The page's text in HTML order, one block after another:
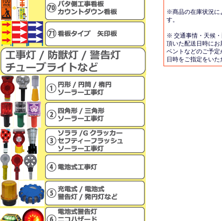
※商品の在庫状況に
す。
※ 交通事情・天候
頂いた配送日時に
ベントなどのご予
日時をご指定をい